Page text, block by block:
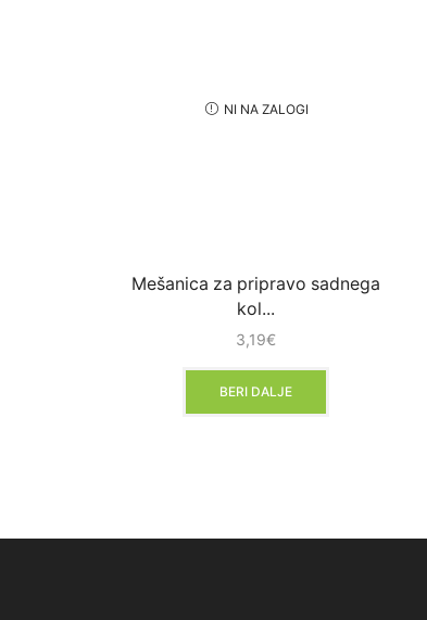
NI NA ZALOGI
Mešanica za pripravo sadnega
kol...
3,19€
BERI DALJE